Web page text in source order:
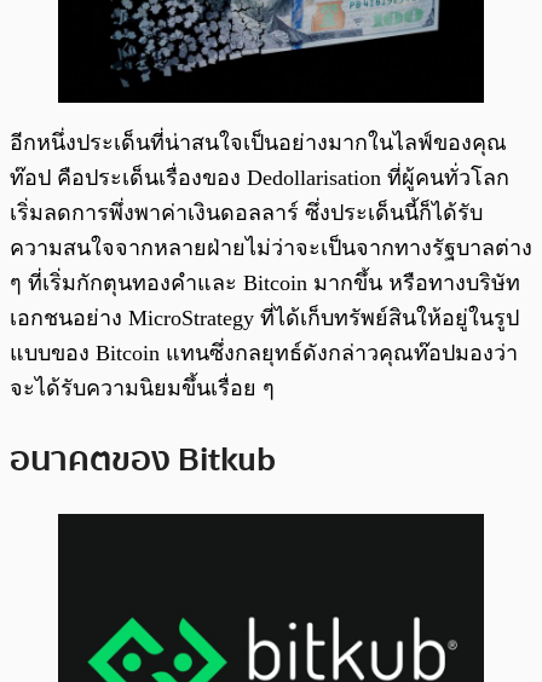
อีกหนึ่งประเด็นที่น่าสนใจเป็นอย่างมากในไลฟ์ของคุณ
ท๊อป คือประเด็นเรื่องของ Dedollarisation ที่ผู้คนทั่วโลก
เริ่มลดการพึ่งพาค่าเงินดอลลาร์ ซึ่งประเด็นนี้ก็ได้รับ
ความสนใจจากหลายฝ่ายไม่ว่าจะเป็นจากทางรัฐบาลต่าง
ๆ ที่เริ่มกักตุนทองคำและ Bitcoin มากขึ้น หรือทางบริษัท
เอกชนอย่าง MicroStrategy ที่ได้เก็บทรัพย์สินให้อยู่ในรูป
แบบของ Bitcoin แทนซึ่งกลยุทธ์ดังกล่าวคุณท๊อปมองว่า
จะได้รับความนิยมขึ้นเรื่อย ๆ
อนาคตของ Bitkub